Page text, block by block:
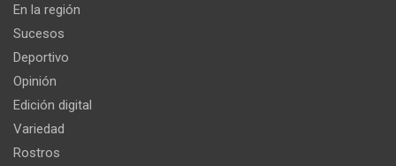
En la región
Sucesos
Deportivo
Opinión
Edición digital
Variedad
Rostros